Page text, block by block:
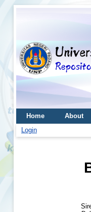
Home About
Login